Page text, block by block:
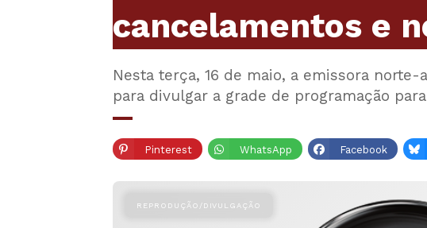
cancelamentos e
Nesta terça, 16 de maio, a emissora
para divulgar a grade de programação
Pinterest WhatsApp Facebook